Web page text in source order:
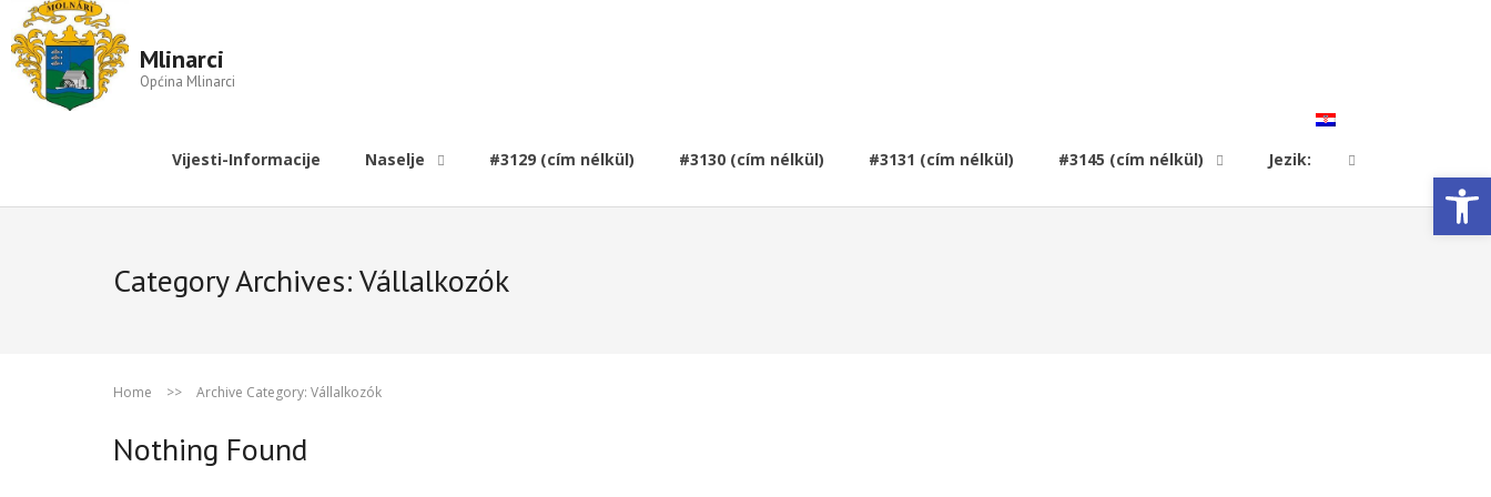
Open toolbar
Mlinarci
Općina Mlinarci
Vijesti-Informacije Naselje #3129 (cím nélkül) #3130 (cím nélkül) #3131 (cím nélkül) #3145 (cím nélkül) Jezik:
Category Archives:Vállalkozók
Home >> Archive Category: Vállalkozók
Nothing Found